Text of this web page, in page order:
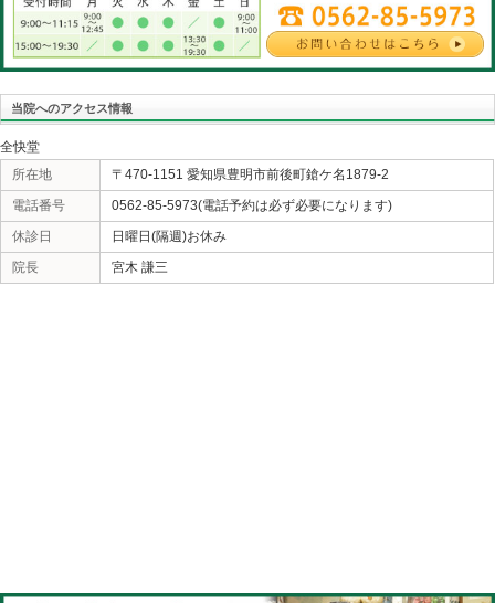
とを知らない、従順な羊のような日本国民ばかりでした
のが発達した結果、私たちのような者でも真実？を知る
す。自分で調べることを始めましょう、疑うことを始め
ましょう(大谷翔平のように)。アナタの使っているサプ
«集中